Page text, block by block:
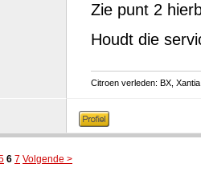
Zie punt 2
Houdt die
Citroen verleden: BX,
6 7 Volgende >